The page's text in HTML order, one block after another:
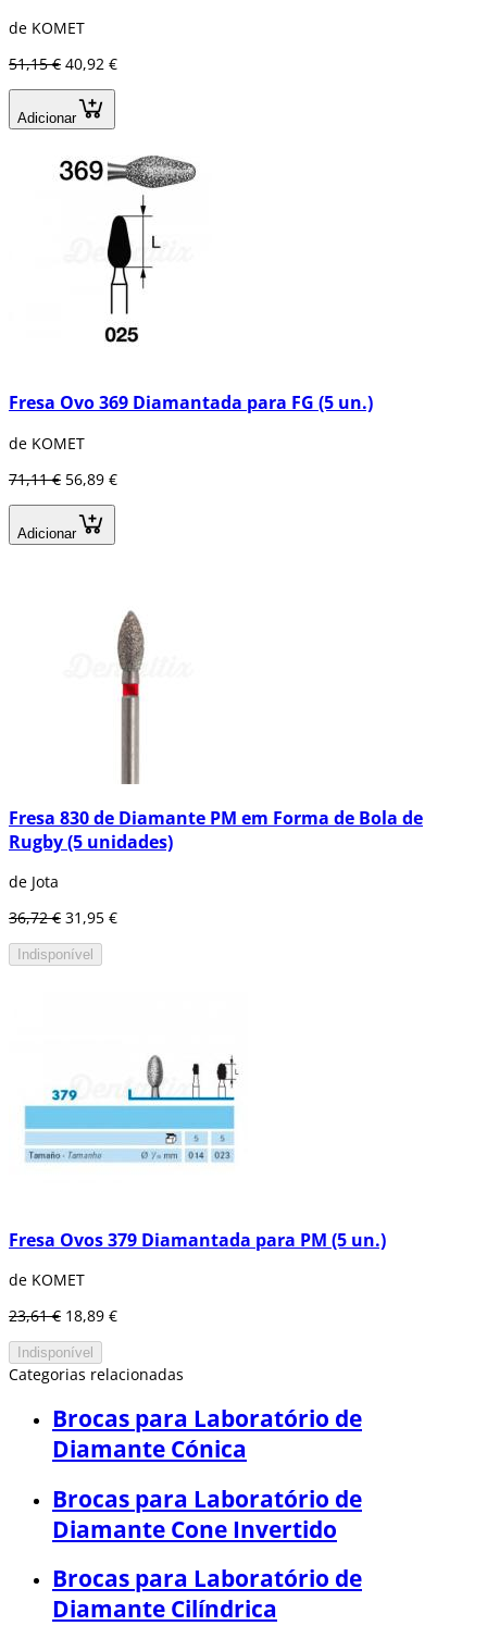
de KOMET
51,15 € 40,92 €
Adicionar
Fresa Ovo 369 Diamantada para FG (5 un.)
de KOMET
71,11 € 56,89 €
Adicionar
Fresa 830 de Diamante PM em Forma de Bola de
Rugby (5 unidades)
de Jota
36,72 € 31,95 €
Indisponível
Fresa Ovos 379 Diamantada para PM (5 un.)
de KOMET
23,61 € 18,89 €
Indisponível
Categorias relacionadas
Brocas para Laboratório de
Diamante Cónica
Brocas para Laboratório de
Diamante Cone Invertido
Brocas para Laboratório de
Diamante Cilíndrica